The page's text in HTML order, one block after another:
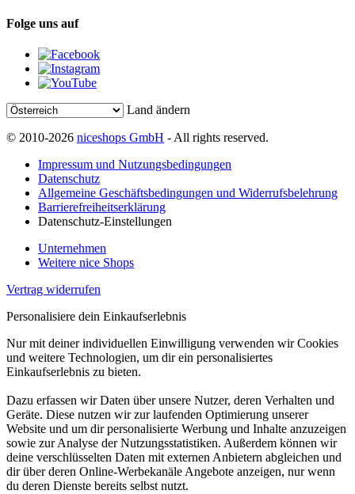
Folge uns auf
Land ändern
© 2010-2026 niceshops GmbH - All rights reserved.
Impressum und Nutzungsbedingungen
Datenschutz
Allgemeine Geschäftsbedingungen und Widerrufsbelehrung
Barrierefreiheitserklärung
Datenschutz-Einstellungen
Unternehmen
Weitere nice Shops
Vertrag widerrufen
Personalisiere dein Einkaufserlebnis
Nur mit deiner individuellen Einwilligung verwenden wir Cookies
und weitere Technologien, um dir ein personalisiertes
Einkaufserlebnis zu bieten.
Dazu erfassen wir Daten über unsere Nutzer, deren Verhalten und
Geräte. Diese nutzen wir zur laufenden Optimierung unserer
Website und um dir personalisierte Werbung und Inhalte anzuzeigen
sowie zur Analyse der Nutzungsstatistiken. Außerdem können wir
deine verschlüsselten Daten mit externen Anbietern abgleichen und
dir über deren Online-Werbekanäle Angebote anzeigen, nur wenn
du deren Dienste bereits selbst nutzt.